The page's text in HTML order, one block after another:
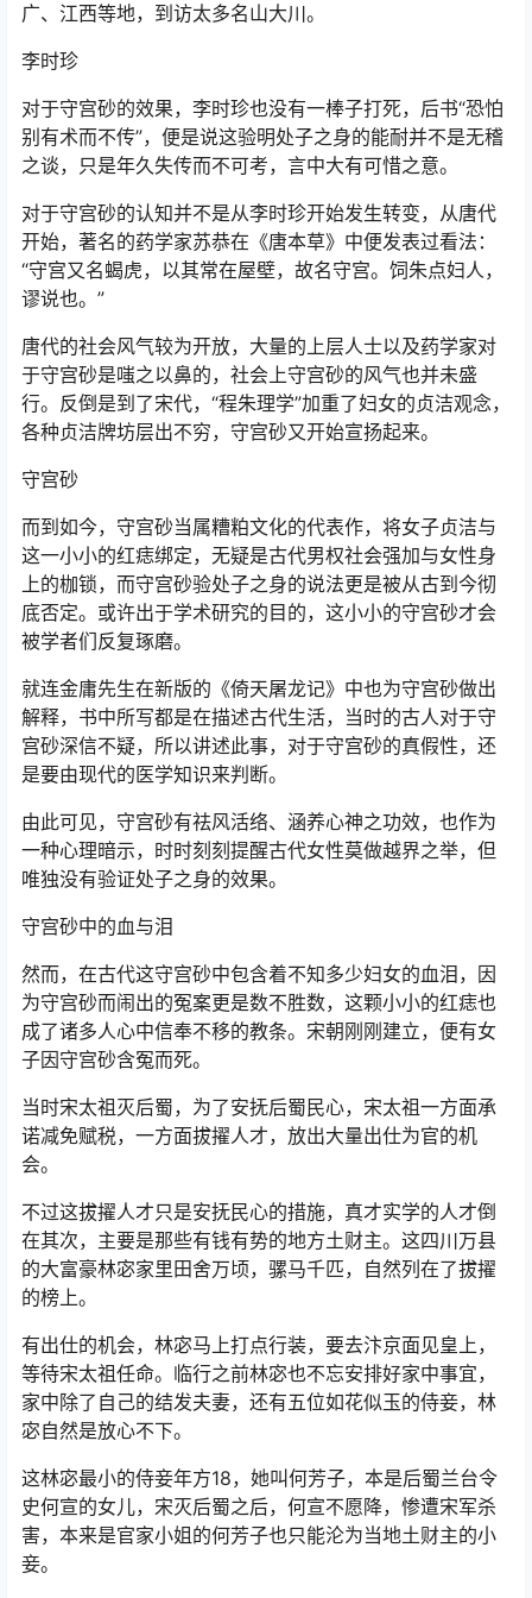
广、江西等地，到访太多名山大川。
李时珍
对于守宫砂的效果，李时珍也没有一棒子打死，后书“恐怕
别有术而不传”，便是说这验明处子之身的能耐并不是无稽
之谈，只是年久失传而不可考，言中大有可惜之意。
对于守宫砂的认知并不是从李时珍开始发生转变，从唐代
开始，著名的药学家苏恭在《唐本草》中便发表过看法：
“守宫又名蝎虎，以其常在屋壁，故名守宫。饲朱点妇人，
谬说也。”
唐代的社会风气较为开放，大量的上层人士以及药学家对
于守宫砂是嗤之以鼻的，社会上守宫砂的风气也并未盛
行。反倒是到了宋代，“程朱理学”加重了妇女的贞洁观念，
各种贞洁牌坊层出不穷，守宫砂又开始宣扬起来。
守宫砂
而到如今，守宫砂当属糟粕文化的代表作，将女子贞洁与
这一小小的红痣绑定，无疑是古代男权社会强加与女性身
上的枷锁，而守宫砂验处子之身的说法更是被从古到今彻
底否定。或许出于学术研究的目的，这小小的守宫砂才会
被学者们反复琢磨。
就连金庸先生在新版的《倚天屠龙记》中也为守宫砂做出
解释，书中所写都是在描述古代生活，当时的古人对于守
宫砂深信不疑，所以讲述此事，对于守宫砂的真假性，还
是要由现代的医学知识来判断。
由此可见，守宫砂有祛风活络、涵养心神之功效，也作为
一种心理暗示，时时刻刻提醒古代女性莫做越界之举，但
唯独没有验证处子之身的效果。
守宫砂中的血与泪
然而，在古代这守宫砂中包含着不知多少妇女的血泪，因
为守宫砂而闹出的冤案更是数不胜数，这颗小小的红痣也
成了诸多人心中信奉不移的教条。宋朝刚刚建立，便有女
子因守宫砂含冤而死。
当时宋太祖灭后蜀，为了安抚后蜀民心，宋太祖一方面承
诺减免赋税，一方面拔擢人才，放出大量出仕为官的机
会。
不过这拔擢人才只是安抚民心的措施，真才实学的人才倒
在其次，主要是那些有钱有势的地方土财主。这四川万县
的大富豪林宓家里田舍万顷，骡马千匹，自然列在了拔擢
的榜上。
有出仕的机会，林宓马上打点行装，要去汴京面见皇上，
等待宋太祖任命。临行之前林宓也不忘安排好家中事宜，
家中除了自己的结发夫妻，还有五位如花似玉的侍妾，林
宓自然是放心不下。
这林宓最小的侍妾年方18，她叫何芳子，本是后蜀兰台令
史何宣的女儿，宋灭后蜀之后，何宣不愿降，惨遭宋军杀
害，本来是官家小姐的何芳子也只能沦为当地土财主的小
妾。